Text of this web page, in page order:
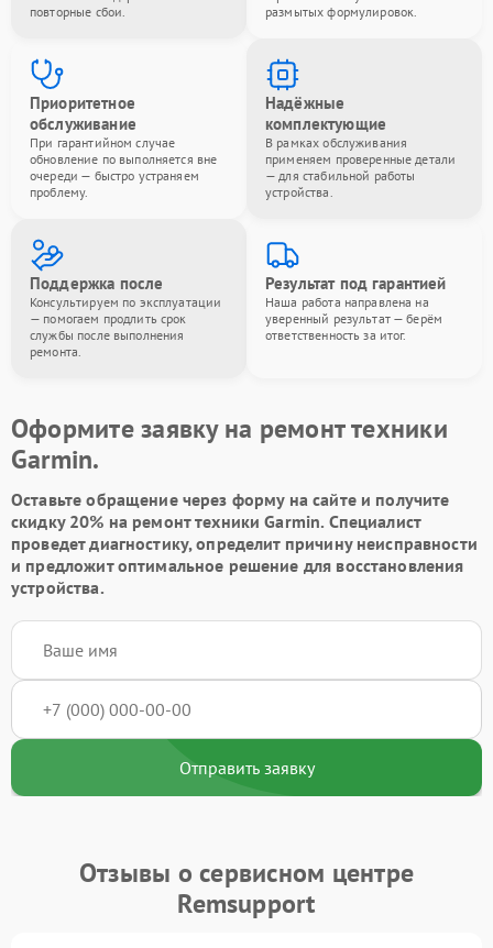
повторные сбои.
размытых формулировок.
Приоритетное
обслуживание
При гарантийном случае
обновление по выполняется вне
очереди — быстро устраняем
проблему.
Надёжные
комплектующие
В рамках обслуживания
применяем проверенные детали
— для стабильной работы
устройства.
Поддержка после
Консультируем по эксплуатации
— помогаем продлить срок
службы после выполнения
ремонта.
Результат под гарантией
Наша работа направлена на
уверенный результат — берём
ответственность за итог.
Оформите заявку на ремонт техники
Garmin.
Оставьте обращение через форму на сайте и получите
скидку 20% на ремонт техники Garmin. Специалист
проведет диагностику, определит причину неисправности
и предложит оптимальное решение для восстановления
устройства.
Отправить заявку
Отзывы о сервисном центре
Remsupport